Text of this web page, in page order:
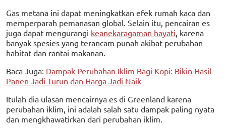
Gas metana ini dapat meningkatkan efek rumah kaca dan
memperparah pemanasan global. Selain itu, pencairan es
juga dapat mengurangi keanekaragaman hayati , karena
banyak spesies yang terancam punah akibat perubahan
habitat dan rantai makanan.
Baca Juga: Dampak Perubahan Iklim Bagi Kopi: Bikin Hasil
Panen Jadi Turun dan Harga Jadi Naik
Itulah dia ulasan mencairnya es di Greenland karena
perubahan iklim, ini adalah salah satu dampak paling nyata
dan mengkhawatirkan dari perubahan iklim.